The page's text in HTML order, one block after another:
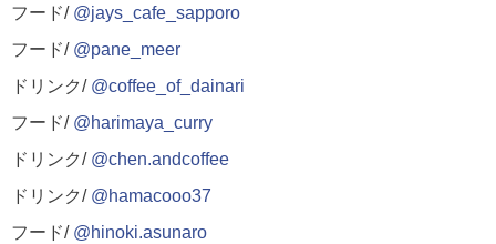
フード/ @jays_cafe_sapporo
フード/ @pane_meer
ドリンク/ @coffee_of_dainari
フード/ @harimaya_curry
ドリンク/ @chen.andcoffee
ドリンク/ @hamacooo37
フード/ @hinoki.asunaro